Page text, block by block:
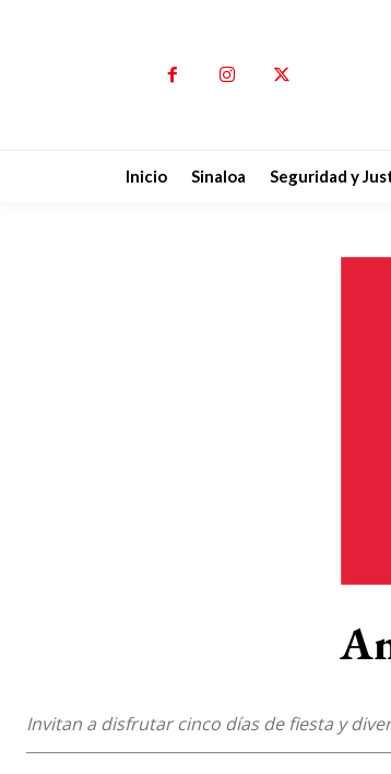
Inicio Sinaloa Seguridad y
Invitan a disfrutar cinco días de fiesta y